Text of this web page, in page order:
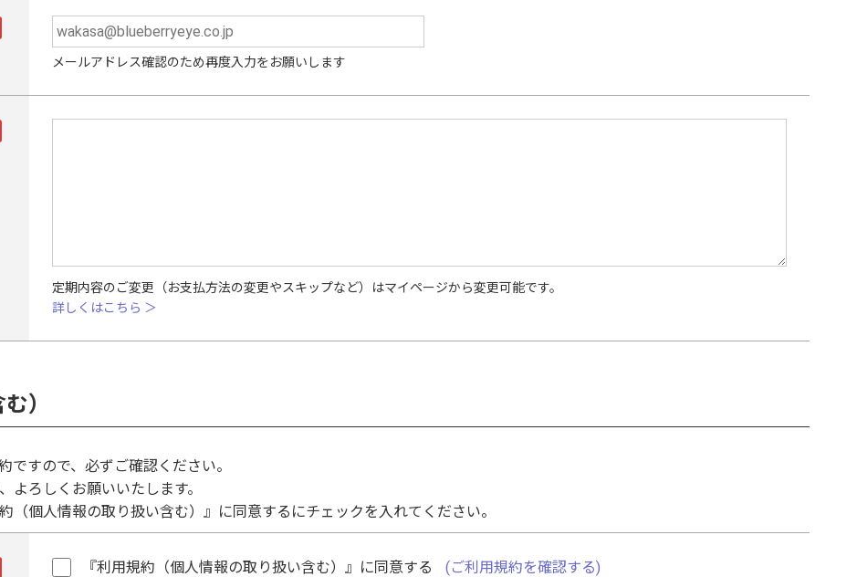
メールアドレス確認のため再度入力をお願いします
定期内容のご変更（お支払方法の変更やスキップなど）はマイページから変更可能です。
詳しくはこちら ＞
）
すので、必ずご確認ください。
ろしくお願いいたします。
個人情報の取り扱い含む）』に同意するにチェックを入れてください。
『利用規約（個人情報の取り扱い含む）』に同意する (ご利用規約を確認する)